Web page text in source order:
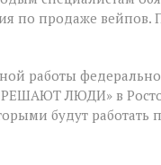
по продаже
работы
ЛЮДИ» в
будут работать